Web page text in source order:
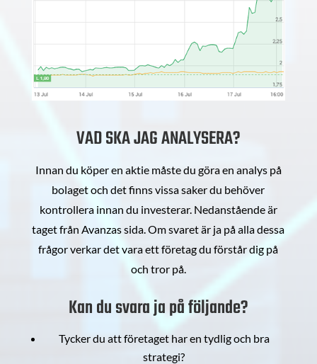
VAD SKA JAG ANALYSERA?
Innan du köper en aktie måste du göra en analys på
bolaget och det finns vissa saker du behöver
kontrollera innan du investerar. Nedanstående är
taget från Avanzas sida. Om svaret är ja på alla dessa
frågor verkar det vara ett företag du förstår dig på
och tror på.
Kan du svara ja på följande?
Tycker du att företaget har en tydlig och bra
strategi?